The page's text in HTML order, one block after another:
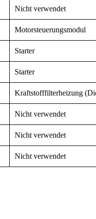
Nicht verwendet
Motorsteuerungsmodul
Starter
Starter
Kraftstofffilterheizung
Nicht verwendet
Nicht verwendet
Nicht verwendet